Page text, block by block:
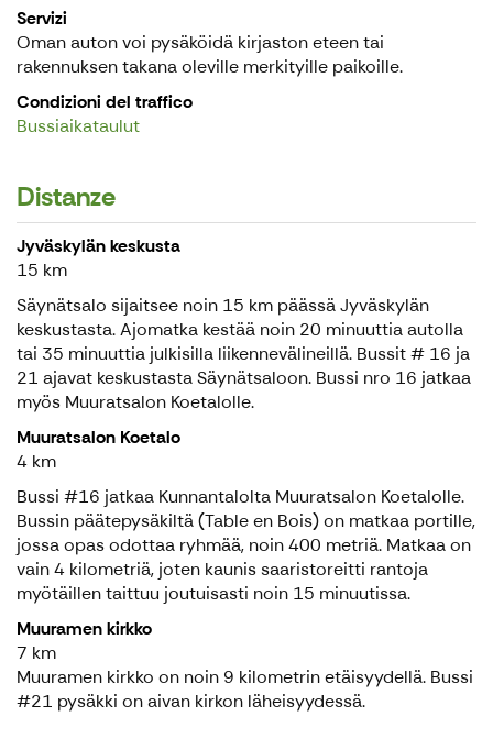
Servizi
Oman auton voi pysäköidä kirjaston eteen tai
rakennuksen takana oleville merkityille paikoille.
Condizioni del traffico
Bussiaikataulut
Distanze
Jyväskylän keskusta
15 km
Säynätsalo sijaitsee noin 15 km päässä Jyväskylän
keskustasta. Ajomatka kestää noin 20 minuuttia autolla
tai 35 minuuttia julkisilla liikennevälineillä. Bussit # 16 ja
21 ajavat keskustasta Säynätsaloon. Bussi nro 16 jatkaa
myös Muuratsalon Koetalolle.
Muuratsalon Koetalo
4 km
Bussi #16 jatkaa Kunnantalolta Muuratsalon Koetalolle.
Bussin päätepysäkiltä (Table en Bois) on matkaa portille,
jossa opas odottaa ryhmää, noin 400 metriä. Matkaa on
vain 4 kilometriä, joten kaunis saaristoreitti rantoja
myötäillen taittuu joutuisasti noin 15 minuutissa.
Muuramen kirkko
7 km
Muuramen kirkko on noin 9 kilometrin etäisyydellä. Bussi
#21 pysäkki on aivan kirkon läheisyydessä.